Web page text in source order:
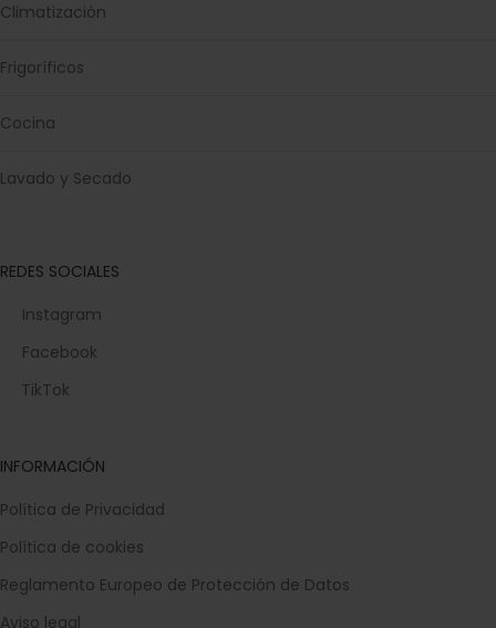
Climatización
Frigoríficos
Cocina
Lavado y Secado
REDES SOCIALES
Instagram
Facebook
TikTok
INFORMACIÓN
Política de Privacidad
Política de cookies
Reglamento Europeo de Protección de Datos
Aviso legal